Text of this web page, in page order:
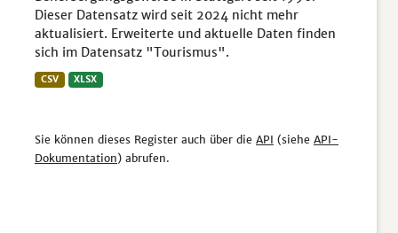
Dieser Datensatz wird seit 2024 nicht mehr
aktualisiert. Erweiterte und aktuelle Daten finden
sich im Datensatz "Tourismus".
CSV XLSX
Sie können dieses Register auch über die API (siehe API-
Dokumentation) abrufen.